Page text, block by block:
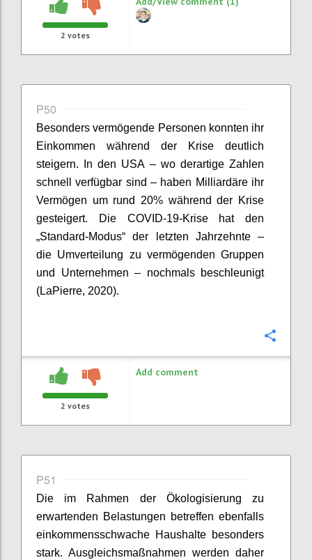
2 votes
P50
Besonders vermögende Personen konnten ihr
Einkommen während der Krise deutlich
steigern. In den USA – wo derartige Zahlen
schnell verfügbar sind – haben Milliardäre ihr
Vermögen um rund 20% während der Krise
gesteigert. Die COVID-19-Krise hat den
„Standard-Modus“ der letzten Jahrzehnte –
die Umverteilung zu vermögenden Gruppen
und Unternehmen – nochmals beschleunigt
(LaPierre, 2020).
2 votes
Add comment
P51
Die im Rahmen der Ökologisierung zu
erwartenden Belastungen betreffen ebenfalls
einkommensschwache Haushalte besonders
stark. Ausgleichsmaßnahmen werden daher